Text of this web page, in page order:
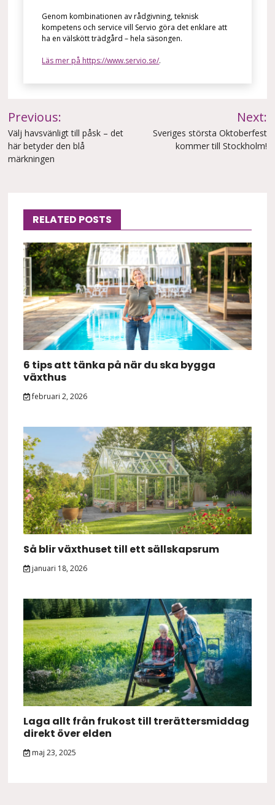
Genom kombinationen av rådgivning, teknisk
kompetens och service vill Servio göra det enklare att
ha en välskött trädgård – hela säsongen.
Läs mer på https://www.servio.se/.
Inläggsnavigering
Previous:
Välj havsvänligt till påsk – det
här betyder den blå
märkningen
Next:
Sveriges största Oktoberfest
kommer till Stockholm!
RELATED POSTS
6 tips att tänka på när du ska bygga
växthus
februari 2, 2026
Så blir växthuset till ett sällskapsrum
januari 18, 2026
Laga allt från frukost till trerättersmiddag
direkt över elden
maj 23, 2025